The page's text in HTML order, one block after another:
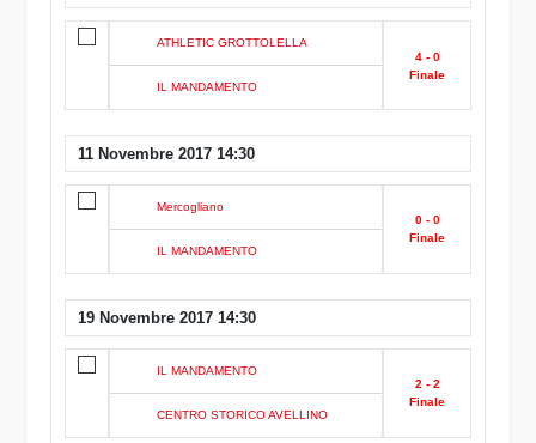
ATHLETIC GROTTOLELLA
IL MANDAMENTO
4 - 0
Finale
11 Novembre 2017 14:30
Mercogliano
IL MANDAMENTO
0 - 0
Finale
19 Novembre 2017 14:30
IL MANDAMENTO
CENTRO STORICO AVELLINO
2 - 2
Finale